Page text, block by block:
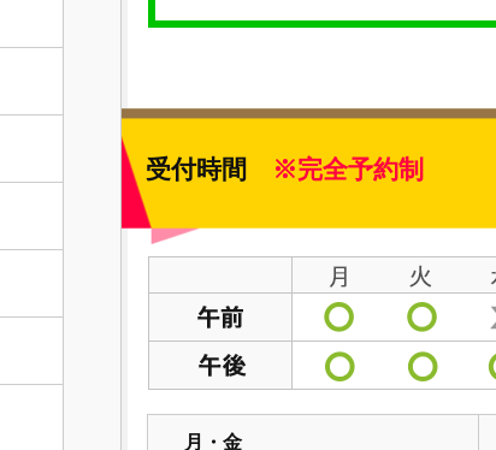
受付時間 ※完全予約制
月・金